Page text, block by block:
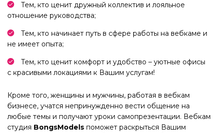
Тем, кто ценит дружный коллектив и лояльное
отношение руководства;
Тем, кто начинает путь в сфере работы на вебкаме и
не имеет опыта;
Тем, кто ценит комфорт и удобство – уютные офисы
с красивыми локациями к Вашим услугам!
Кроме того, женщины и мужчины, работая в вебкам
бизнесе, учатся непринужденно вести общение на
любые темы и получают уроки самопрезентации. Вебкам
студия BongsModels поможет раскрыться Вашим